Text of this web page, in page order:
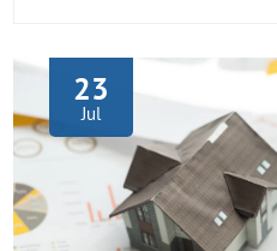
23
Jul